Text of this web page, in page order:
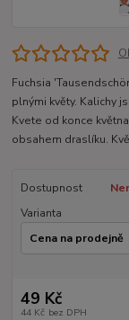
Fuchsia
plnými květy. Kalichy
Kvete od konce
obsahem draslíku.
Dostupnost
Varianta
49 Kč
44 Kč bez DPH